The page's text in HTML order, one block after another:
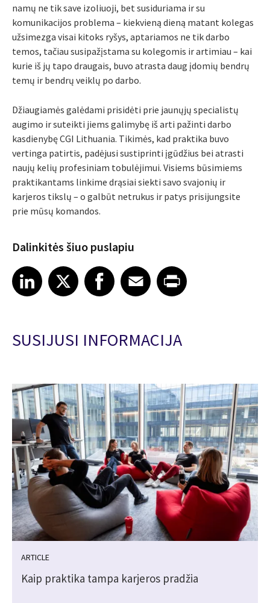
namų ne tik save izoliuoji, bet susiduriama ir su
komunikacijos problema – kiekvieną dieną matant kolegas
užsimezga visai kitoks ryšys, aptariamos ne tik darbo
temos, tačiau susipažįstama su kolegomis ir artimiau – kai
kurie iš jų tapo draugais, buvo atrasta daug įdomių bendrų
temų ir bendrų veiklų po darbo.
Džiaugiamės galėdami prisidėti prie jaunųjų specialistų
augimo ir suteikti jiems galimybę iš arti pažinti darbo
kasdienybę CGI Lithuania. Tikimės, kad praktika buvo
vertinga patirtis, padėjusi sustiprinti įgūdžius bei atrasti
naujų kelių profesiniam tobulėjimui. Visiems būsimiems
praktikantams linkime drąsiai siekti savo svajonių ir
karjeros tikslų – o galbūt netrukus ir patys prisijungsite
prie mūsų komandos.
Dalinkitės šiuo puslapiu
Share article on LinkedIn
LinkedIn
Share article on XShare article on Facebook
Facebook
Share article on Email
EmailShare article on Print
SUSIJUSI INFORMACIJA
ARTICLE
Kaip praktika tampa karjeros pradžia